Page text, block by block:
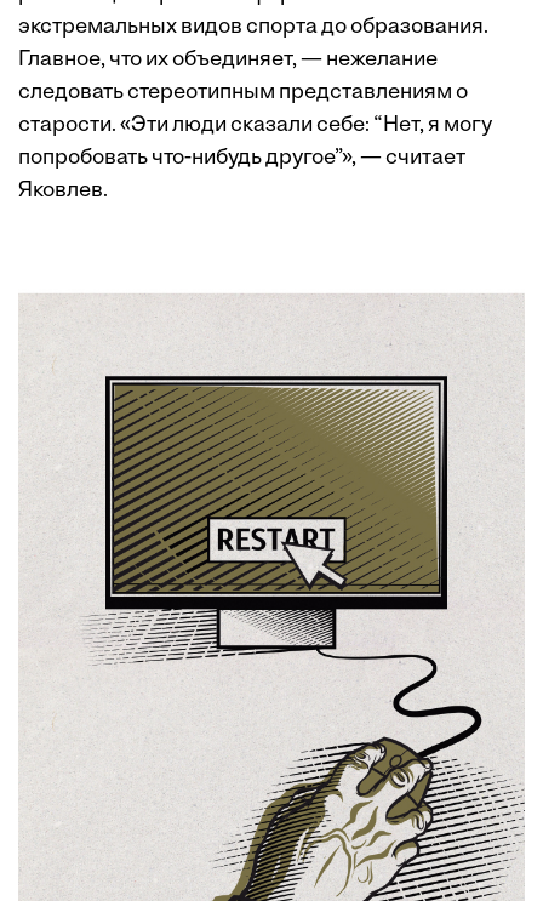
экстремальных видов спорта до образования.
Главное, что их объединяет, — нежелание
следовать стереотипным представлениям о
старости. «Эти люди сказали себе: “Нет, я могу
попробовать что-нибудь другое”», — считает
Яковлев.